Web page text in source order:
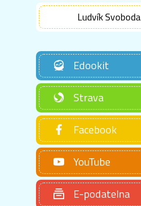
Ludvík Svoboda
Edookit
Strava
Facebook
YouTube
E-podatelna